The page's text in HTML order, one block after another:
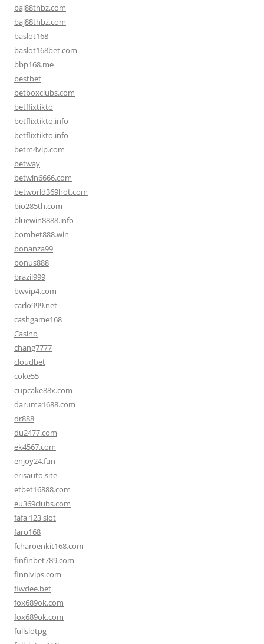
baj88thbz.com
baj88thbz.com
baslot168
baslot168bet.com
bbp168.me
bestbet
betboxclubs.com
betflixtikto
betflixtikto.info
betflixtikto.info
betm4vip.com
betway
betwin6666.com
betworld369hot.com
bio285th.com
bluewin8888.info
bombet888.win
bonanza99
bonus888
brazil999
bwvip4.com
carlo999.net
cashgame168
Casino
chang7777
cloudbet
coke55
cupcake88x.com
daruma1688.com
dr888
du2477.com
ek4567.com
enjoy24.fun
erisauto.site
etbet16888.com
eu369clubs.com
fafa 123 slot
faro168
fcharoenkit168.com
finfinbet789.com
finnivips.com
fiwdee.bet
fox689ok.com
fox689ok.com
fullslotpg